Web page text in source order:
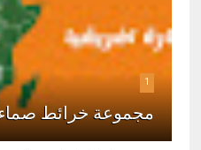
1
مجموعة خرائط صماء